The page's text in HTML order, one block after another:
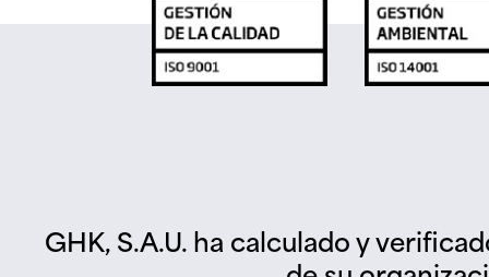
GHK, S.A.U. ha calculado y